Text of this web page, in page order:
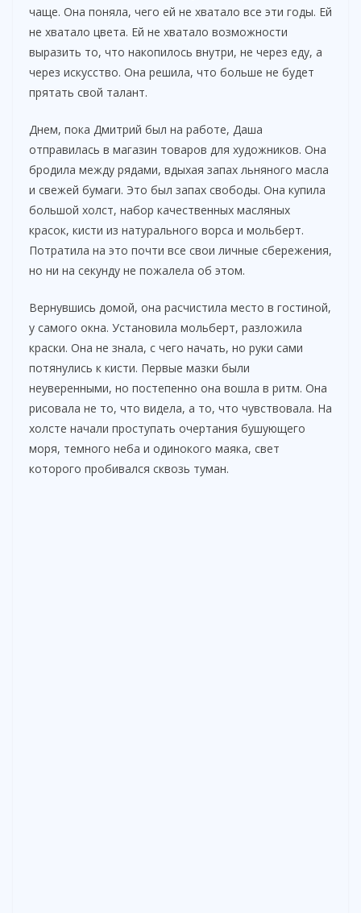
чаще. Она поняла, чего ей не хватало все эти годы. Ей
не хватало цвета. Ей не хватало возможности
выразить то, что накопилось внутри, не через еду, а
через искусство. Она решила, что больше не будет
прятать свой талант.
Днем, пока Дмитрий был на работе, Даша
отправилась в магазин товаров для художников. Она
бродила между рядами, вдыхая запах льняного масла
и свежей бумаги. Это был запах свободы. Она купила
большой холст, набор качественных масляных
красок, кисти из натурального ворса и мольберт.
Потратила на это почти все свои личные сбережения,
но ни на секунду не пожалела об этом.
Вернувшись домой, она расчистила место в гостиной,
у самого окна. Установила мольберт, разложила
краски. Она не знала, с чего начать, но руки сами
потянулись к кисти. Первые мазки были
неуверенными, но постепенно она вошла в ритм. Она
рисовала не то, что видела, а то, что чувствовала. На
холсте начали проступать очертания бушующего
моря, темного неба и одинокого маяка, свет
которого пробивался сквозь туман.